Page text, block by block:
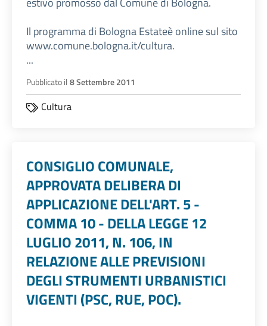
Il programma di Bologna Estateè online sul sito
www.comune.bologna.it/cultura.
...
Pubblicato il 8 Settembre 2011
Cultura
CONSIGLIO COMUNALE,
APPROVATA DELIBERA DI
APPLICAZIONE DELL'ART. 5 -
COMMA 10 - DELLA LEGGE 12
LUGLIO 2011, N. 106, IN
RELAZIONE ALLE PREVISIONI
DEGLI STRUMENTI URBANISTICI
VIGENTI (PSC, RUE, POC).